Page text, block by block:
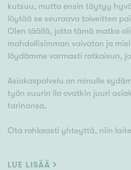
kutsuu, mutta ensin täytyy
löytää se seuraava toiveitten
Olen täällä, jotta tämä matka
mahdollisimman vaivaton ja
löydämme varmasti ratkaisun,
Asiakaspalvelu on minulle
työn suurin ilo ovatkin juuri
tarinansa.
Ota rohkeasti yhteyttä, niin
LUE LISÄÄ